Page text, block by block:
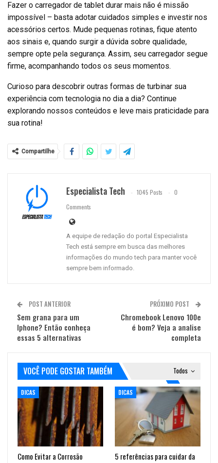
Fazer o carregador de tablet durar mais não é missão
impossível – basta adotar cuidados simples e investir nos
acessórios certos. Mude pequenas rotinas, fique atento
aos sinais e, quando surgir a dúvida sobre qualidade,
sempre opte pela segurança. Assim, seu carregador segue
firme, acompanhando todos os seus momentos.
Curioso para descobrir outras formas de turbinar sua
experiência com tecnologia no dia a dia? Continue
explorando nossos conteúdos e leve mais praticidade para
sua rotina!
Compartilhe
Especialista Tech 1045 Posts
0
Comments
A equipe de redação do portal Especialista
Tech está sempre em busca das melhores
informações do mundo tech para manter você
sempre bem informado.
POST ANTERIOR
Sem grana para um
Iphone? Então conheça
essas 5 alternativas
PRÓXIMO POST
Chromebook Lenovo 100e
é bom? Veja a analise
completa
Todos
VOCÊ PODE GOSTAR TAMBÉM
DICAS
Como Evitar a Corrosão
DICAS
5 referências para cuidar da